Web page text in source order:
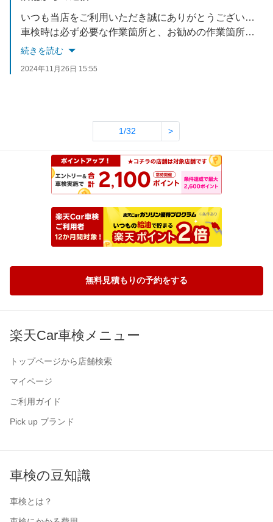
いつも当店をご利用いただき誠にありがとうございます。
車検時は必ず必要な作業箇所と、お勧めの作業箇所をお伝えして、お客様のご要望に沿った内容をお選びできるようになっております。
また車検以外でもお困りのことございましたらお気軽にご連絡ください。
今後ともアップル車検クラシマをよろしくお願い致します。
続きを読む
2024年11月26日 15:55
1/32 >
無料見積もりの予約をする
楽天Car車検メニュー
トップページから店舗検索
マイページ
ご利用ガイド
Pick up ブランド
車検の豆知識
車検とは？